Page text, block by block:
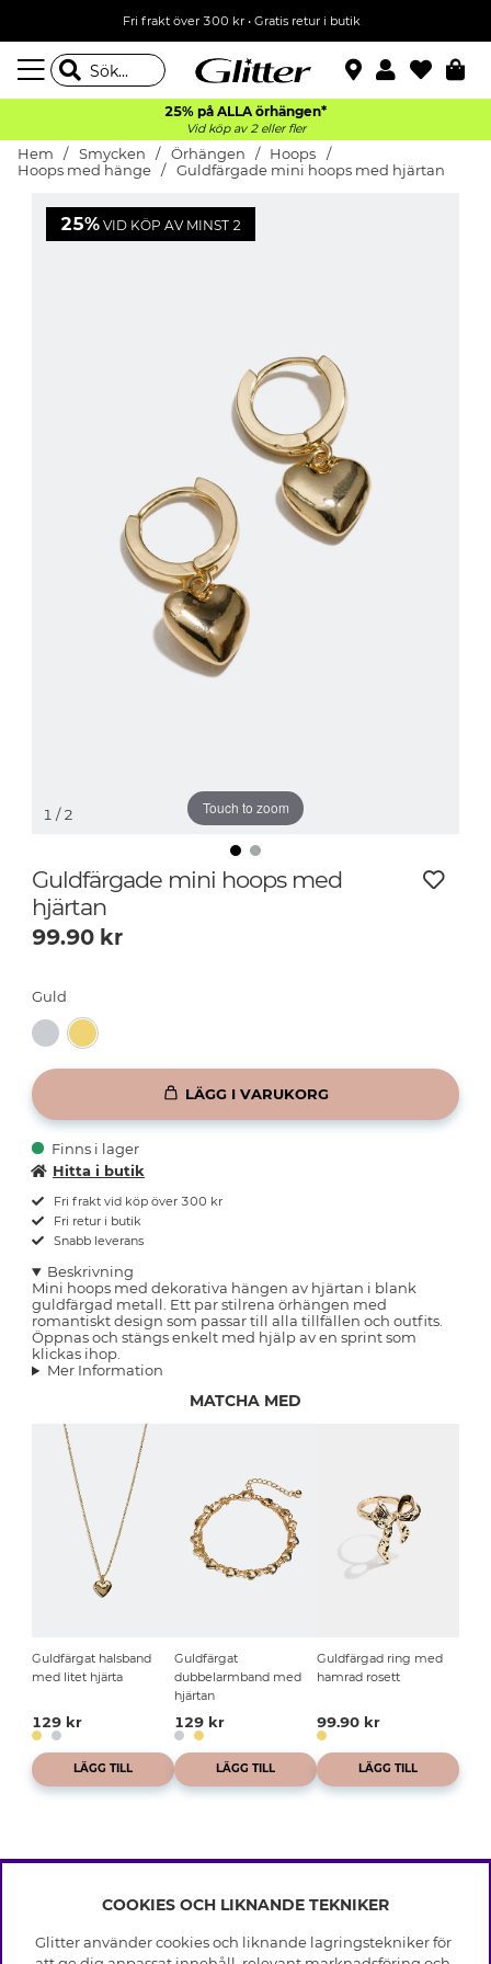
Fri frakt över 300 kr• Gratis retur i butik
25% på ALLA örhängen*
Vid köp av 2 eller fler
Hem Smycken Örhängen
Hoops
Hoops med hänge
Guldfärgade mini hoops med hjärtan
25% VID KÖP AV MINST 2
Touch to zoom
1 / 2
Guldfärgade mini hoops med
hjärtan
99.90 kr
Guld
LÄGG I VARUKORG
Finns i lager
Hitta i butik
Fri frakt vid köp över 300 kr
Fri retur i butik
Snabb leverans
Beskrivning
Mini hoops med dekorativa hängen av hjärtan i blank
guldfärgad metall. Ett par stilrena örhängen med
romantiskt design som passar till alla tillfällen och outfits.
Öppnas och stängs enkelt med hjälp av en sprint som
klickas ihop.
Mer Information
MATCHA MED
Guldfärgat halsband
med litet hjärta
129 kr
LÄGG TILL
Guldfärgat
dubbelarmband med
hjärtan
129 kr
LÄGG TILL
Guldfärgad ring med
hamrad rosett
99.90 kr
LÄGG TILL
INFO
Leverans
COOKIES OCH LIKNANDE TEKNIKER
Glitter använder cookies och liknande lagringstekniker för